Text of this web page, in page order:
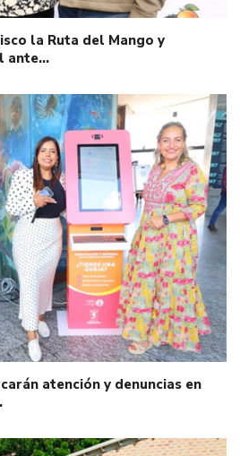
la Ruta del Mango y
ante…
atención y denuncias en